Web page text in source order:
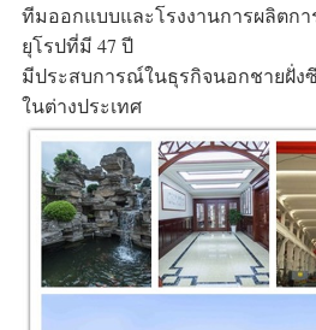
ทีมออกแบบและโรงงานการผลิตกา
ยุโรปที่มี 47 ปี
มีประสบการณ์ในธุรกิจนอกชายฝั่ง
ในต่างประเทศ